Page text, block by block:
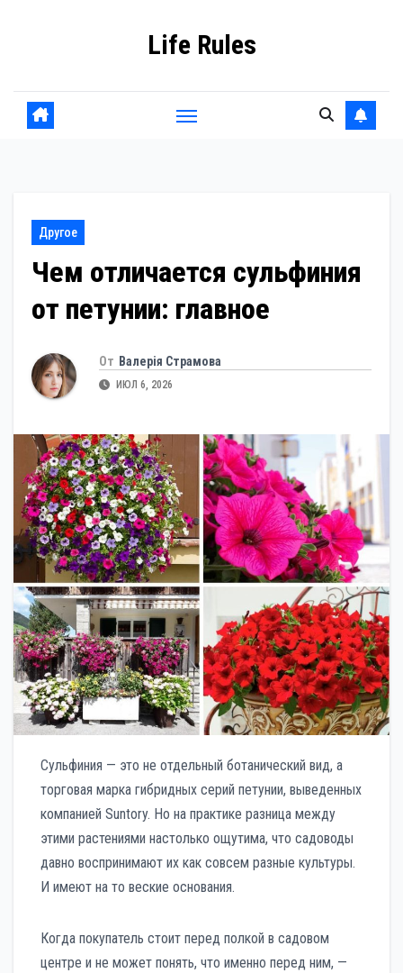
Life Rules
Другое
Чем отличается сульфиния
от петунии: главное
От Валерія Страмова
ИЮЛ 6, 2026
Сульфиния — это не отдельный ботанический вид, а
торговая марка гибридных серий петунии, выведенных
компанией Suntory. Но на практике разница между
этими растениями настолько ощутима, что садоводы
давно воспринимают их как совсем разные культуры.
И имеют на то веские основания.
Когда покупатель стоит перед полкой в садовом
центре и не может понять, что именно перед ним, —